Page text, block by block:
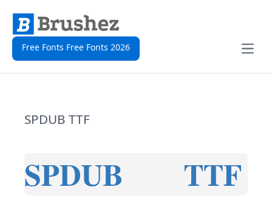
Free Fonts Free Fonts 2026
Open
SPDUB TTF